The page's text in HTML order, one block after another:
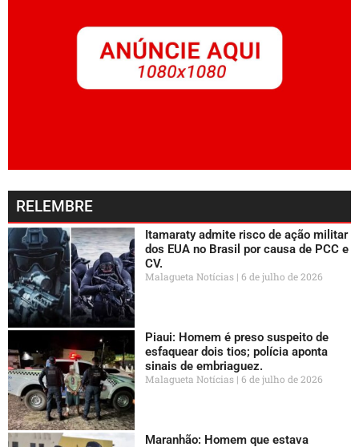
RELEMBRE
Itamaraty admite risco de ação militar
dos EUA no Brasil por causa de PCC e
CV.
Malagueta Notícias 6 de julho de 2026
Piaui: Homem é preso suspeito de
esfaquear dois tios; polícia aponta
sinais de embriaguez.
Malagueta Notícias 6 de julho de 2026
Maranhão: Homem que estava